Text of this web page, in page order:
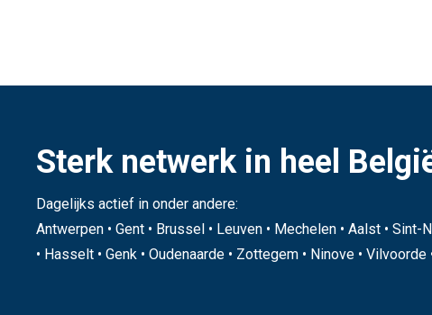
Sterk netwerk in heel
Dagelijks actief in onder andere:
Antwerpen • Gent • Brussel • Leuven • Mechelen • Aalst • Sint-
• Hasselt • Genk • Oudenaarde • Zottegem • Ninove • Vilvoorde